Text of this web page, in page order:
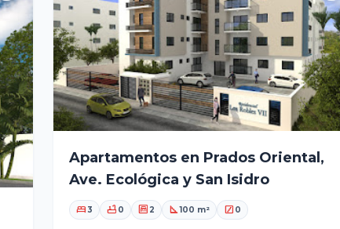
Apartamentos en Prados Oriental,
Ave. Ecológica y San Isidro
bed 3 bathtub 0 garage 2 square_foot100 m² stairs 0